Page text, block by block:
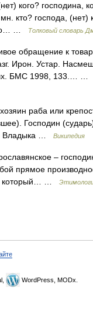
кого? господина,
кто? господа, (нет)
о… …
Толковый словарь
обращение к
Ирон. Устар.
БМС 1998, 133.… …
раба или
Господин
Владыка …
Википедия
–
прямое
который… …
WordPress, MODx.